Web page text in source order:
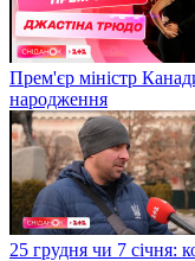
Прем'єр міністр
народження
25 грудня чи 7 січня: